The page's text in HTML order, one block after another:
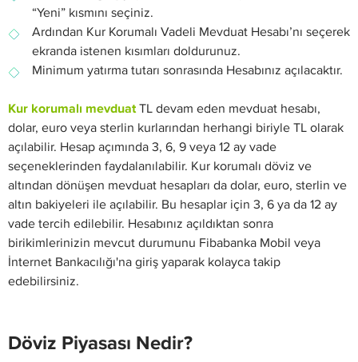
“Yeni” kısmını seçiniz.
Ardından Kur Korumalı Vadeli Mevduat Hesabı’nı seçerek
ekranda istenen kısımları doldurunuz.
Minimum yatırma tutarı sonrasında Hesabınız açılacaktır.
Kur korumalı mevduatTL devam eden mevduat hesabı,
dolar, euro veya sterlin kurlarından herhangi biriyle TL olarak
açılabilir. Hesap açımında 3, 6, 9 veya 12 ay vade
seçeneklerinden faydalanılabilir. Kur korumalı döviz ve
altından dönüşen mevduat hesapları da dolar, euro, sterlin ve
altın bakiyeleri ile açılabilir. Bu hesaplar için 3, 6 ya da 12 ay
vade tercih edilebilir. Hesabınız açıldıktan sonra
birikimlerinizin mevcut durumunu Fibabanka Mobil veya
İnternet Bankacılığı'na giriş yaparak kolayca takip
edebilirsiniz.
Döviz Piyasası Nedir?